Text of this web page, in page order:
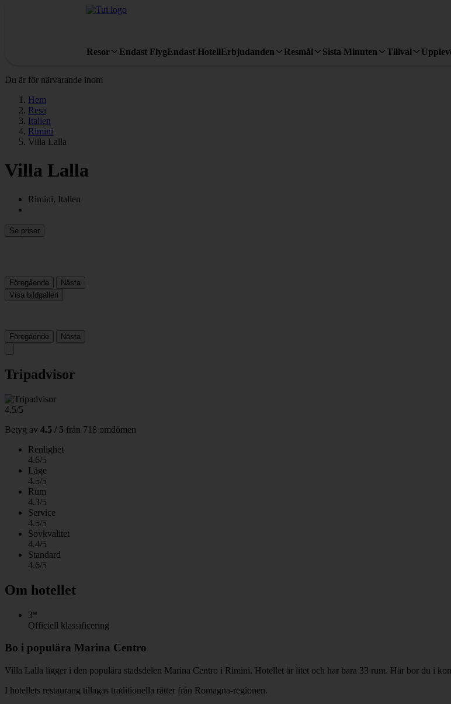
Resor Endast FlygEndast HotellErbjudanden Resmål Sista Minuten Tillval
Du är för närvarande inom
Hem
Resa
Italien
Rimini
Villa Lalla
Villa Lalla
Rimini, Italien
Se priser
Föregående
Nästa
Visa bildgalleri
Föregående Nästa
Tripadvisor
4.5/5
Betyg av 4.5 / 5 från 718 omdömen
Renlighet
4.6/5
Läge
4.5/5
Rum
4.3/5
Service
4.5/5
Sovkvalitet
4.4/5
Standard
4.6/5
Om hotellet
3*
Officiell klassificering
Bo i populära Marina Centro
Villa Lalla ligger i den populära stadsdelen Marina Centro i Rimini. Hotellet är litet och har bara 33 rum. Här bor du i
I hotellets restaurang tillagas traditionella rätter från Romagna-regionen.